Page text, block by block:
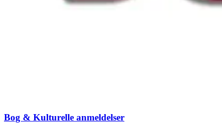
Bog & Kulturelle anmeldelser